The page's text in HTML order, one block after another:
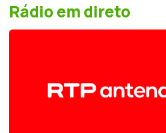
Rádio em direto